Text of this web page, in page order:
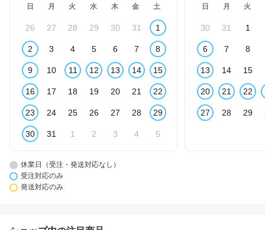
日 月 火 水 木 金 土
26 27 28 29 30 31 1
2 3 4 5 6 7 8
9 10 11 12 13 14 15
16 17 18 19 20 21 22
23 24 25 26 27 28 29
30 31 1 2 3 4 5
日 月 火
30 31 1
6 7 8
13 14 15
20 21 22
27 28 29
休業日（受注・発送対応なし）
受注対応のみ
発送対応のみ